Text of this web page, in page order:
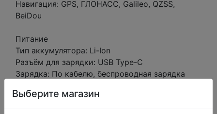
Выберите магазин
Навигация: GPS, ГЛОНАСС, Galileo, QZSS,
BeiDou
Питание
Тип аккумулятора: Li-Ion
Разъём для зарядки: USB Type-C
Зарядка: По кабелю, беспроводная зарядка
Время работы